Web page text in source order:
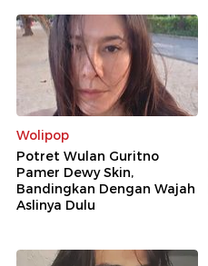
Wolipop
Potret Wulan Guritno
Pamer Dewy Skin,
Bandingkan Dengan Wajah
Aslinya Dulu